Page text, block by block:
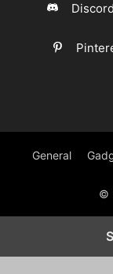
Discord
General
©